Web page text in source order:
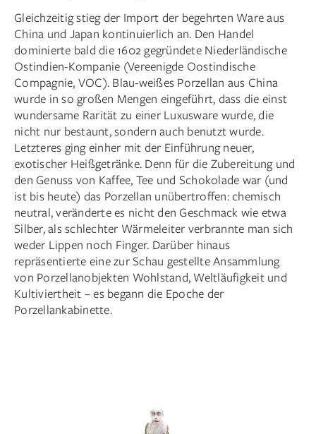
Gleichzeitig stieg der Import der begehrten Ware aus
China und Japan kontinuierlich an. Den Handel
dominierte bald die 1602 gegründete Niederländische
Ostindien-Kompanie (Vereenigde Oostindische
Compagnie, VOC). Blau-weißes Porzellan aus China
wurde in so großen Mengen eingeführt, dass die einst
wundersame Rarität zu einer Luxusware wurde, die
nicht nur bestaunt, sondern auch benutzt wurde.
Letzteres ging einher mit der Einführung neuer,
exotischer Heißgetränke. Denn für die Zubereitung und
den Genuss von Kaffee, Tee und Schokolade war (und
ist bis heute) das Porzellan unübertroffen: chemisch
neutral, veränderte es nicht den Geschmack wie etwa
Silber, als schlechter Wärmeleiter verbrannte man sich
weder Lippen noch Finger. Darüber hinaus
repräsentierte eine zur Schau gestellte Ansammlung
von Porzellanobjekten Wohlstand, Weltläufigkeit und
Kultiviertheit – es begann die Epoche der
Porzellankabinette.